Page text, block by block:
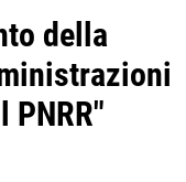
della
PNRR"